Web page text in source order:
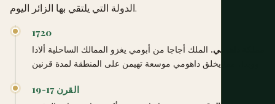
الدولة التي يلتقي بها الزائر اليوم.
1720
مملكة داهومي. الملك أجاجا من أبومي يغزو الممالك الساحلية ألادا
القرن 17-19